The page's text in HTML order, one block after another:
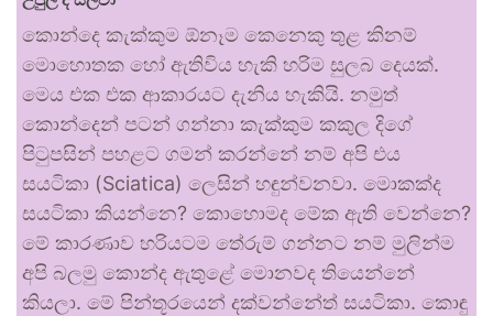
කොන්දෙ කැක්කුම ඕනෑම කෙනෙකු තුළ කිනම්
මොහොතක හෝ ඇතිවිය හැකි හරිම සුලබ දෙයක්.
මෙය එක එක ආකාරයට දැනිය හැකියි. නමුත්
කොන්දෙන් පටන් ගන්නා කැක්කුම කකුල දිගේ
පිටුපසින් පහළට ගමන් කරන්නේ නම් අපි එය
සයටිකා (Sciatica) ලෙසින් හඳුන්වනවා. මොකක්ද
සයටිකා කියන්නෙ? කොහොමද මේක ඇති වෙන්නෙ?
මේ කාරණාව හරියටම තේරුම් ගන්නට නම් මුලින්ම
අපි බලමු කොන්ද ඇතුළේ මොනවද තියෙන්නේ
කියලා. මේ පින්තූරයෙන් දක්වන්නේත් සයටිකා. කොඳු